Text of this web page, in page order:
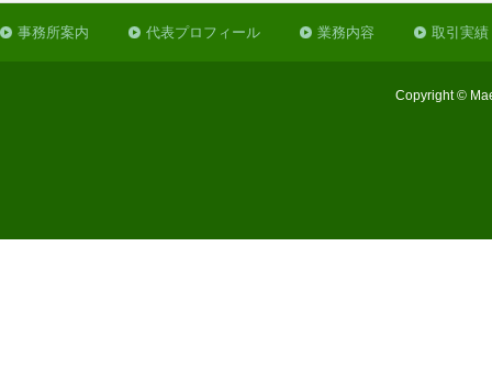
事務所案内 代表プロフィール 業務内容 取引実績
Copyright ©